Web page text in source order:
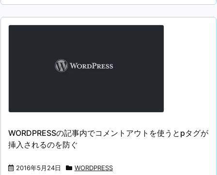
WORDPRESSの記事内でコメントアウトを使うとpタグが
挿入されるのを防ぐ
2016年5月24日 WORDPRESS